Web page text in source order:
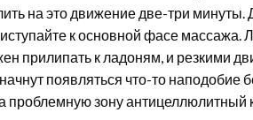
на это движение две-три минуты.
к основной фасе массажа.
прилипать к ладоням, и резкими
появляться что-то наподобие
проблемную зону антицеллюлитный